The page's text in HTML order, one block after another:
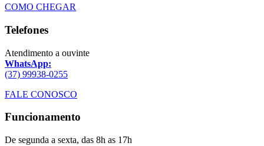
COMO CHEGAR
Telefones
Atendimento a ouvinte
WhatsApp:
(37) 99938-0255
FALE CONOSCO
Funcionamento
De segunda a sexta, das 8h as 17h